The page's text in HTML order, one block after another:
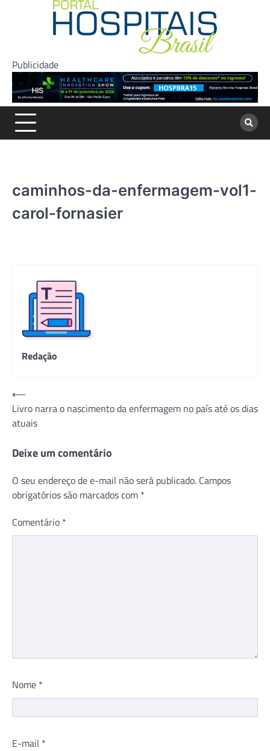
Publicidade
caminhos-da-enfermagem-vol1-
carol-fornasier
Redação
Navegação
de
Post
⟵
Livro narra o nascimento da enfermagem no país até os dias
atuais
Deixe um comentário
O seu endereço de e-mail não será publicado. Campos
obrigatórios são marcados com *
Comentário *
Nome *
E-mail *